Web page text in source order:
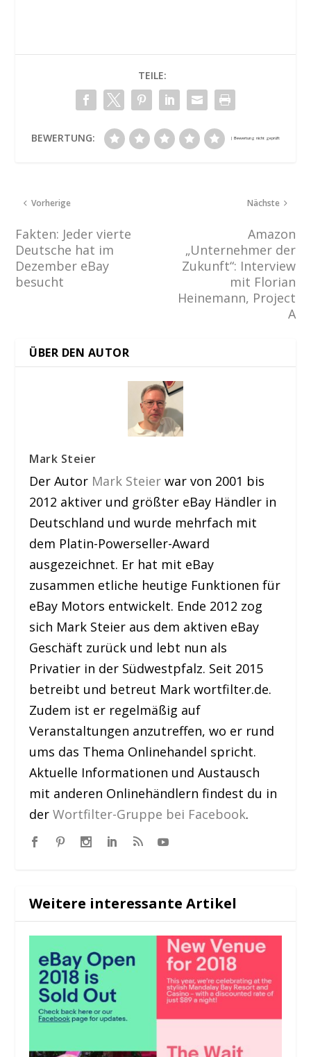
TEILE:
BEWERTUNG:
Vorherige
Fakten: Jeder vierte
Deutsche hat im
Dezember eBay
besucht
Nächste
Amazon
„Unternehmer der
Zukunft“: Interview
mit Florian
Heinemann, Project
A
ÜBER DEN AUTOR
Mark Steier
Der Autor Mark Steier war von 2001 bis
2012 aktiver und größter eBay Händler in
Deutschland und wurde mehrfach mit
dem Platin-Powerseller-Award
ausgezeichnet. Er hat mit eBay
zusammen etliche heutige Funktionen für
eBay Motors entwickelt. Ende 2012 zog
sich Mark Steier aus dem aktiven eBay
Geschäft zurück und lebt nun als
Privatier in der Südwestpfalz. Seit 2015
betreibt und betreut Mark wortfilter.de.
Zudem ist er regelmäßig auf
Veranstaltungen anzutreffen, wo er rund
ums das Thema Onlinehandel spricht.
Aktuelle Informationen und Austausch
mit anderen Onlinehändlern findest du in
derWortfilter-Gruppe bei Facebook.
Weitere interessante Artikel